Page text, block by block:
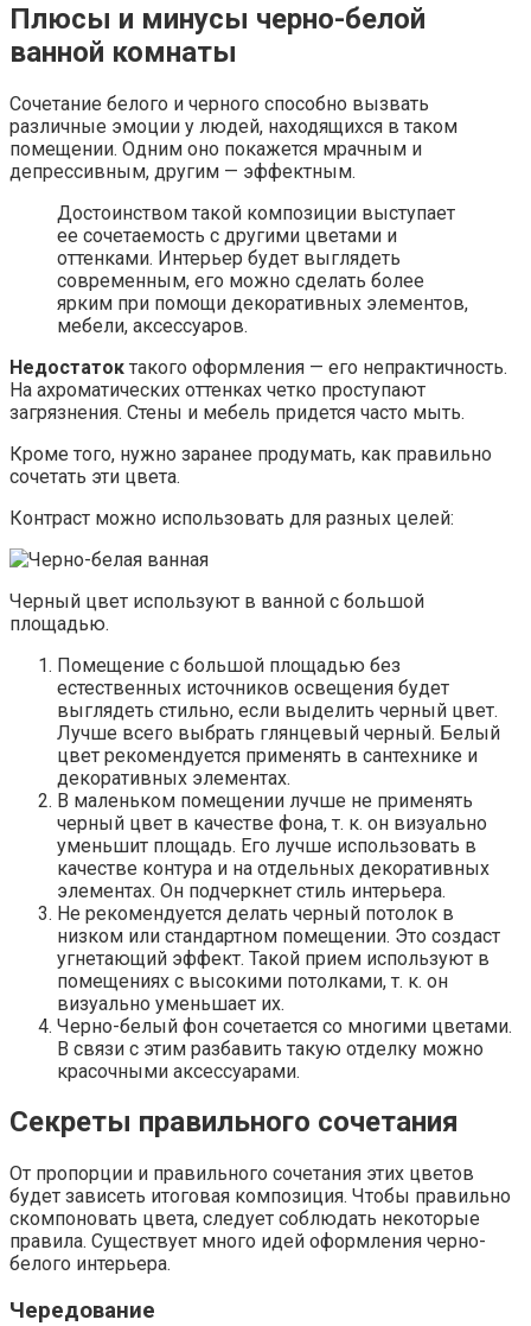
Плюсы и минусы черно-белой
ванной комнаты
Сочетание белого и черного способно вызвать
различные эмоции у людей, находящихся в таком
помещении. Одним оно покажется мрачным и
депрессивным, другим — эффектным.
Достоинством такой композиции выступает
ее сочетаемость с другими цветами и
оттенками. Интерьер будет выглядеть
современным, его можно сделать более
ярким при помощи декоративных элементов,
мебели, аксессуаров.
Недостаток такого оформления — его непрактичность.
На ахроматических оттенках четко проступают
загрязнения. Стены и мебель придется часто мыть.
Кроме того, нужно заранее продумать, как правильно
сочетать эти цвета.
Контраст можно использовать для разных целей:
Черный цвет используют в ванной с большой
площадью.
Помещение с большой площадью без
естественных источников освещения будет
выглядеть стильно, если выделить черный цвет.
Лучше всего выбрать глянцевый черный. Белый
цвет рекомендуется применять в сантехнике и
декоративных элементах.
В маленьком помещении лучше не применять
черный цвет в качестве фона, т. к. он визуально
уменьшит площадь. Его лучше использовать в
качестве контура и на отдельных декоративных
элементах. Он подчеркнет стиль интерьера.
Не рекомендуется делать черный потолок в
низком или стандартном помещении. Это создаст
угнетающий эффект. Такой прием используют в
помещениях с высокими потолками, т. к. он
визуально уменьшает их.
Черно-белый фон сочетается со многими цветами.
В связи с этим разбавить такую отделку можно
красочными аксессуарами.
Секреты правильного сочетания
От пропорции и правильного сочетания этих цветов
будет зависеть итоговая композиция. Чтобы правильно
скомпоновать цвета, следует соблюдать некоторые
правила. Существует много идей оформления черно-
белого интерьера.
Чередование